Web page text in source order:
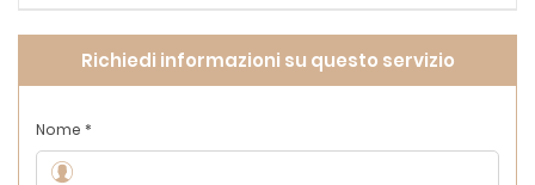
Richiedi informazioni su questo servizio
Nome *